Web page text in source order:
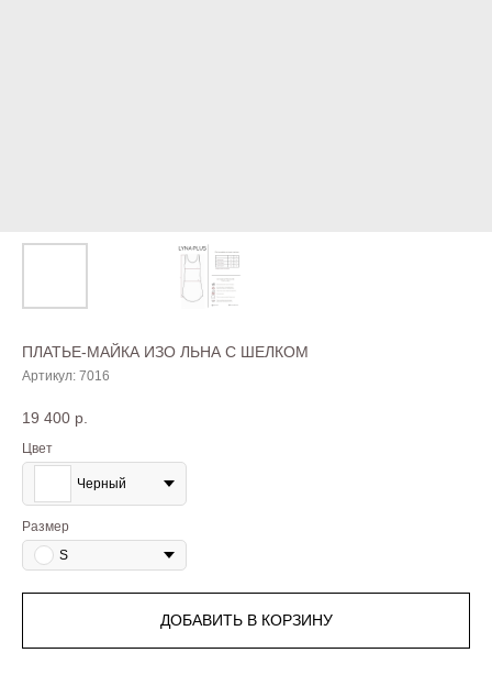
ПЛАТЬЕ-МАЙКА ИЗО ЛЬНА С ШЕЛКОМ
Артикул: 7016
19 400 р.
Цвет
Черный
Размер
S
ДОБАВИТЬ В КОРЗИНУ